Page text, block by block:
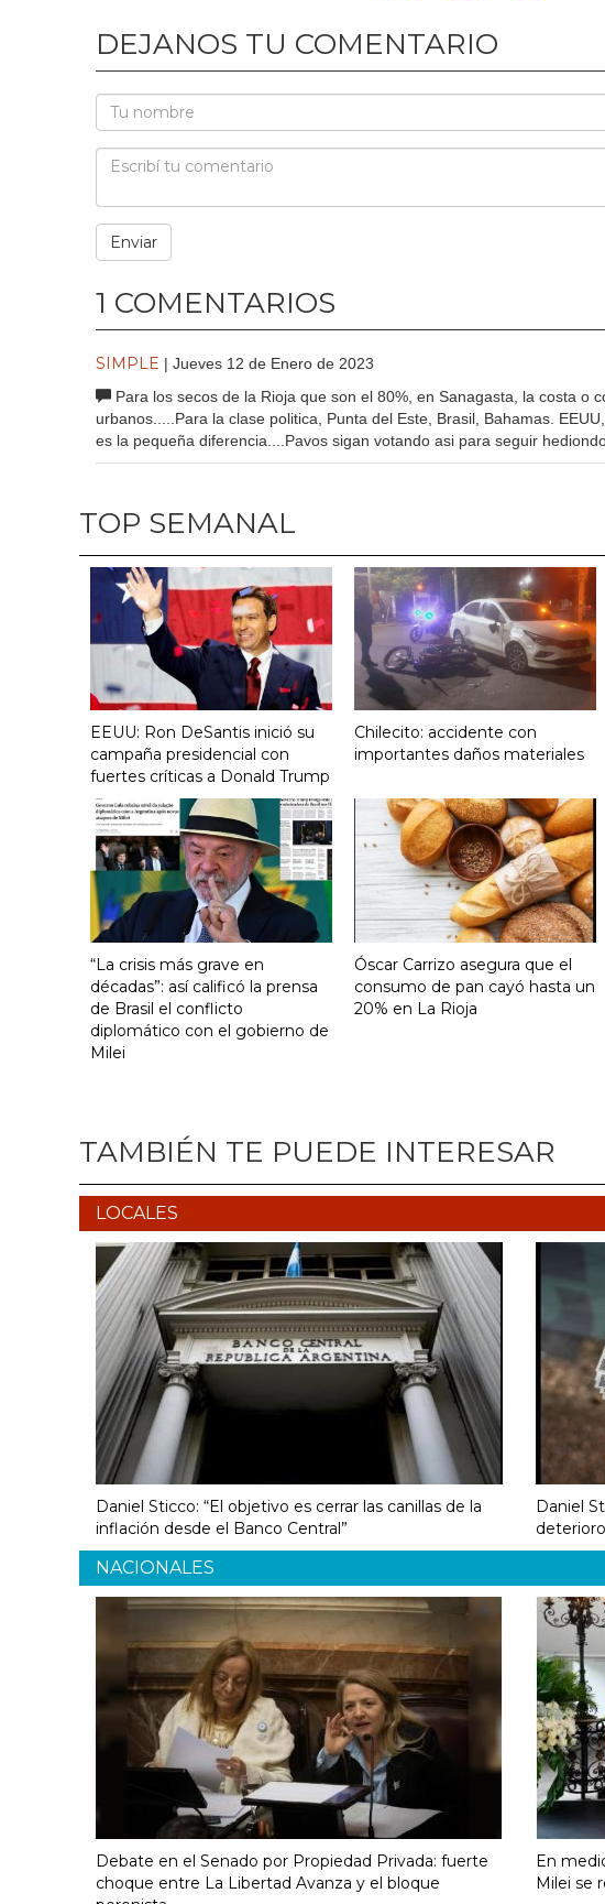
DEJANOS TU COMENTARIO
1 COMENTARIOS
SIMPLE | Jueves 12 de Enero de 2023
Para los secos de la Rioja que son el 80%, en Sanagasta, la costa o
urbanos.....Para la clase politica, Punta del Este, Brasil, Bahamas.
es la pequeña diferencia....Pavos sigan votando asi para seguir
TOP SEMANAL
EEUU: Ron DeSantis inició su
campaña presidencial con
fuertes críticas a Donald Trump
Chilecito: accidente con
importantes daños materiales
“La crisis más grave en
décadas”: así calificó la prensa
de Brasil el conflicto
diplomático con el gobierno de
Milei
Óscar Carrizo asegura que el
consumo de pan cayó hasta un
20% en La Rioja
TAMBIÉN TE PUEDE INTERESAR
LOCALES
Daniel Sticco: “El objetivo es cerrar las canillas de la
inflación desde el Banco Central”
Daniel
NACIONALES
Debate en el Senado por Propiedad Privada: fuerte
choque entre La Libertad Avanza y el bloque
En
Milei se